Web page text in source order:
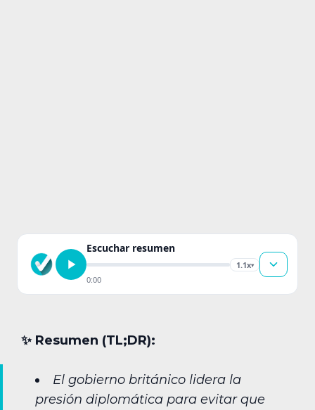
Escuchar resumen
1.1x▾
0:00
✨︎ Resumen (TL;DR):
El gobierno británico lidera la
presión diplomática para evitar que